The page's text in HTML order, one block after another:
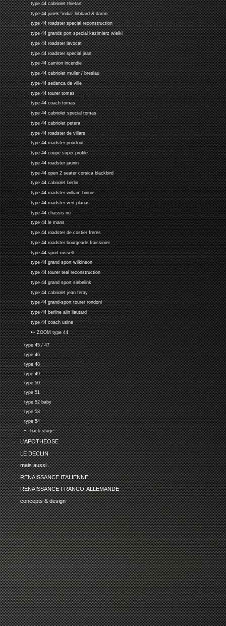
type 44 cabriolet thietart
type 44 junek "india" hibbard & darrin
type 44 roadster special reconstruction
type 44 grands port special kazimierz wielki
type 44 roadster lavocat
type 44 roadster special jean
type 44 camion incendie
type 44 cabriolet muller / breslau
type 44 sedanca de ville
type 44 tourer tomas
type 44 coach tomas
type 44 cabriolet special tomas
type 44 cabriolet petera
type 44 roadster de villars
type 44 roadster pourtout
type 44 coupe super profile
type 44 roadster jaunin
type 44 open 2 seater corsica blackbird
type 44 cabriolet berlin
type 44 roadster william binnie
type 44 roadster vert-planas
type 44 chassis nu
type 44 le mans
type 44 roadster de costier freres
type 44 roadster bourgeade fraissinier
type 44 sport russell
type 44 grand sport wilkinson
type 44 tourer teal reconstruction
type 44 grand sport siebelink
type 44 cabriolet jean feray
type 44 grand-sport tourer rondoni
type 44 berline alin liautard
type 44 coach usine
•-- ZOOM type 44
type 45 / 47
type 46
type 48
type 49
type 50
type 51
type 52 baby
type 53
type 54
•-- back-stage
L'APOTHEOSE
LE DECLIN
mais aussi...
RENAISSANCE ITALIENNE
RENAISSANCE FRANCO-ALLEMANDE
concepts & design